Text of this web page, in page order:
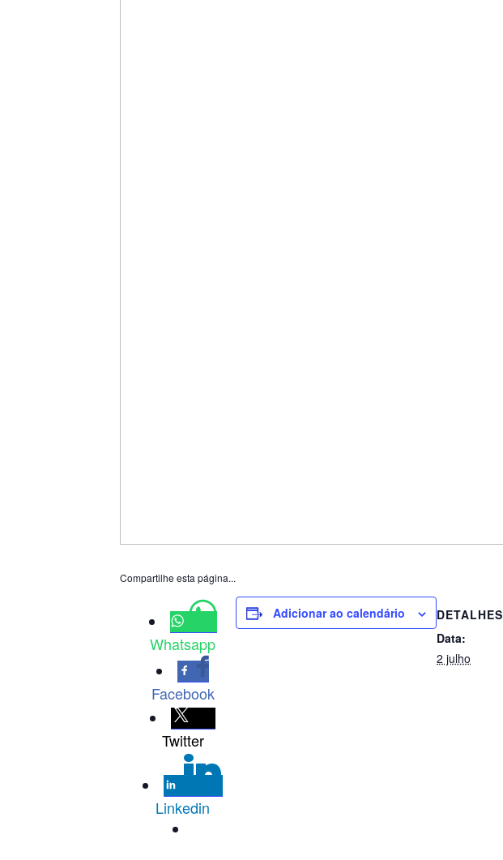
Compartilhe esta página...
Whatsapp
Facebook
Twitter
Linkedin
Adicionar ao calendário
DETALHES
Data:
2 julho